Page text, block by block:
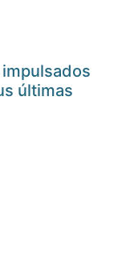
últimas